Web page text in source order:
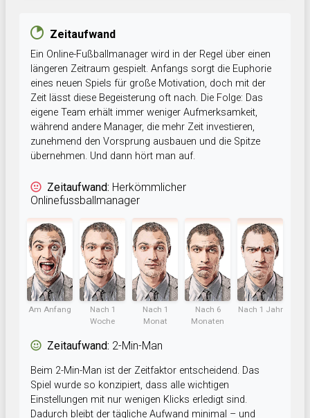
Zeitaufwand
Ein Online-Fußballmanager wird in der Regel über einen
längeren Zeitraum gespielt. Anfangs sorgt die Euphorie
eines neuen Spiels für große Motivation, doch mit der
Zeit lässt diese Begeisterung oft nach. Die Folge: Das
eigene Team erhält immer weniger Aufmerksamkeit,
während andere Manager, die mehr Zeit investieren,
zunehmend den Vorsprung ausbauen und die Spitze
übernehmen. Und dann hört man auf.
Zeitaufwand: Herkömmlicher
Onlinefussballmanager
Am Anfang
Nach 1
Woche
Nach 1
Monat
Nach 6
Monaten
Nach 1 Jahr
Zeitaufwand: 2-Min-Man
Beim 2-Min-Man ist der Zeitfaktor entscheidend. Das
Spiel wurde so konzipiert, dass alle wichtigen
Einstellungen mit nur wenigen Klicks erledigt sind.
Dadurch bleibt der tägliche Aufwand minimal – und